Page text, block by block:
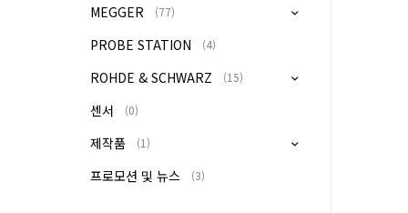
MEGGER (77)
PROBE STATION (4)
ROHDE & SCHWARZ (15)
센서 (0)
제작품 (1)
프로모션 및 뉴스 (3)